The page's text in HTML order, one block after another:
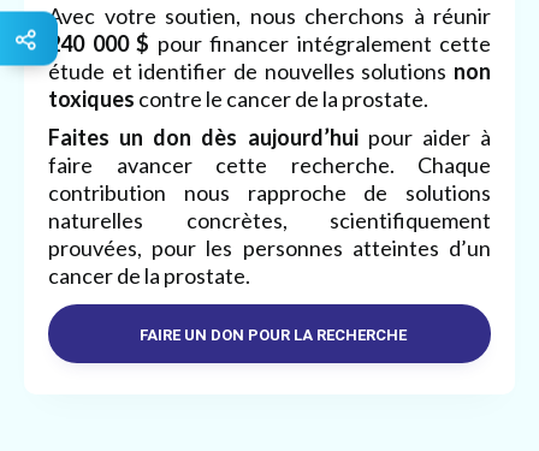
Avec votre soutien, nous cherchons à réunir
240 000 $ pour financer intégralement cette
étude et identifier de nouvelles solutions non
toxiques contre le cancer de la prostate.
Faites un don dès aujourd’huipour aider à
faire avancer cette recherche. Chaque
contribution nous rapproche de solutions
naturelles concrètes, scientifiquement
prouvées, pour les personnes atteintes d’un
cancer de la prostate.
FAIRE UN DON POUR LA RECHERCHE